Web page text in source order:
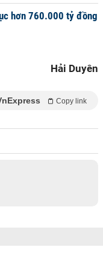
hơn 760.000 tỷ đồng
Hải Duyên
Copy link